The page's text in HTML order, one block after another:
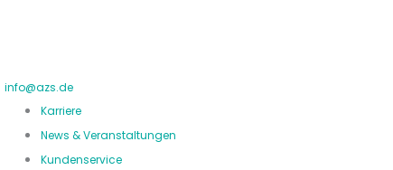
info@azs.de
Karriere
News & Veranstaltungen
Kundenservice